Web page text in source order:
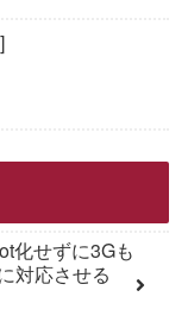
化せずに3Gも
対応させる